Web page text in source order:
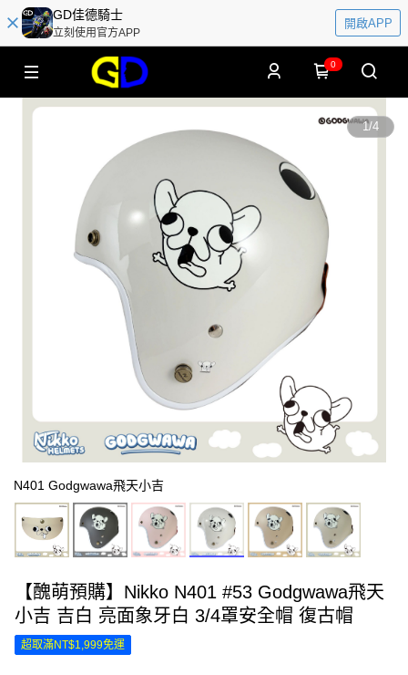
GD佳德騎士
立刻使用官方APP
開啟APP
0
1/4
N401 Godgwawa飛天小吉
【醜萌預購】Nikko N401 #53 Godgwawa飛天
小吉 吉白 亮面象牙白 3/4罩安全帽 復古帽
超取滿NT$1,999免運